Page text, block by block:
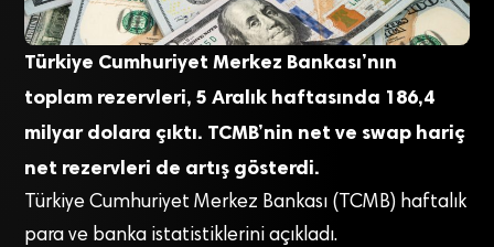
Türkiye Cumhuriyet Merkez Bankası’nın
toplam rezervleri, 5 Aralık haftasında 186,4
milyar dolara çıktı. TCMB’nin net ve swap hariç
net rezervleri de artış gösterdi.
Türkiye Cumhuriyet Merkez Bankası (TCMB) haftalık
para ve banka istatistiklerini açıkladı.